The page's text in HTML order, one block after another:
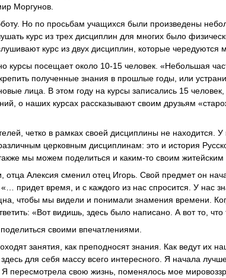
Моргунов.
Но по просьбам учащихся были произведены
курс из трех дисциплин для многих было
курс из двух дисциплин, которые чередуются
курсы посещает около 10-15 человек. «Небольшая
полученные знания в прошлые годы, или
лица. В этом году на курсы записались 15
о наших курсах рассказывают своим друзьям
четко в рамках своей дисциплины не находится.
церковным дисциплинам: это и история
мы можем поделиться и каким-то своим житейским
отца Алексия сменил отец Игорь. Свой предмет он
придет время, и с каждого из нас спросится. У нас
чтобы мы видели и понимали знамения времени.
«Вот видишь, здесь было написано. А вот то,
своими впечатлениями.
занятия, как преподносят знания. Как ведут их
для себя массу всего интересного. Я начала
пересмотрела свою жизнь, поменялось мое